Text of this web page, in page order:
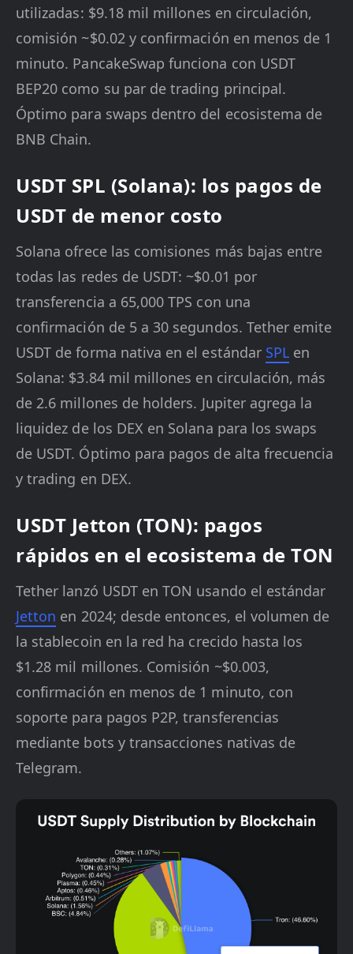
utilizadas: $9.18 mil millones en circulación,
comisión ~$0.02 y confirmación en menos de 1
minuto. PancakeSwap funciona con USDT
BEP20 como su par de trading principal.
Óptimo para swaps dentro del ecosistema de
BNB Chain.
USDT SPL (Solana): los pagos de
USDT de menor costo
Solana ofrece las comisiones más bajas entre
todas las redes de USDT: ~$0.01 por
transferencia a 65,000 TPS con una
confirmación de 5 a 30 segundos. Tether emite
USDT de forma nativa en el estándar SPL en
Solana: $3.84 mil millones en circulación, más
de 2.6 millones de holders. Jupiter agrega la
liquidez de los DEX en Solana para los swaps
de USDT. Óptimo para pagos de alta frecuencia
y trading en DEX.
USDT Jetton (TON): pagos
rápidos en el ecosistema de TON
Tether lanzó USDT en TON usando el estándar
Jetton en 2024; desde entonces, el volumen de
la stablecoin en la red ha crecido hasta los
$1.28 mil millones. Comisión ~$0.003,
confirmación en menos de 1 minuto, con
soporte para pagos P2P, transferencias
mediante bots y transacciones nativas de
Telegram.